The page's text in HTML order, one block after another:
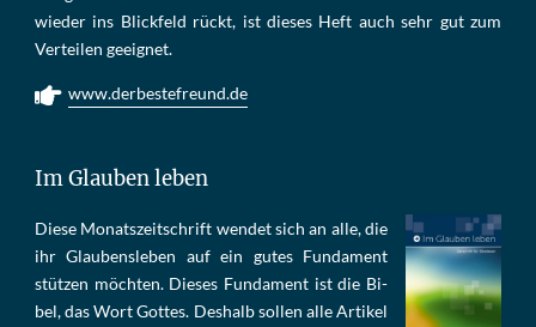
wie­der ins Blick­feld rückt, ist die­ses Heft auch sehr gut zum
Ver­tei­len ge­eig­net.
www.derbestefreund.de
Im Glauben leben
Die­se Mo­nats­zeit­schrift wen­det sich an alle, die
ihr Glau­bens­le­ben auf ein gu­tes Fun­da­ment
stüt­zen möch­ten. Die­ses Fun­da­ment ist die Bi­
bel, das Wort Got­tes. Des­halb sol­len al­le Ar­ti­kel